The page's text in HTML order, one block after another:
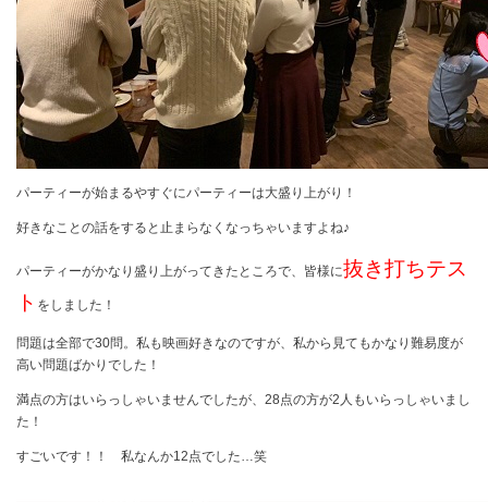
パーティーが始まるやすぐにパーティーは大盛り上がり！
好きなことの話をすると止まらなくなっちゃいますよね♪
パーティーがかなり盛り上がってきたところで、皆様に抜き打ちテス
ト をしました！
問題は全部で30問。私も映画好きなのですが、私から見てもかなり難易度が
高い問題ばかりでした！
満点の方はいらっしゃいませんでしたが、 28点の方が2 人もいらっしゃいまし
た！
すごいです！！ 私なんか12点でした…笑